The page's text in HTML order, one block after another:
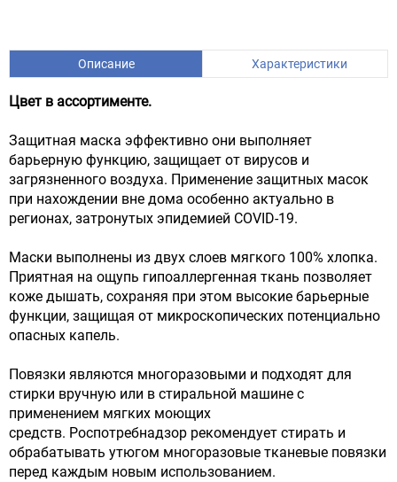
Описание Характеристики
Цвет в ассортименте.
Защитная маска эффективно они выполняет
барьерную функцию, защищает от вирусов и
загрязненного воздуха. Применение защитных масок
при нахождении вне дома особенно актуально в
регионах, затронутых эпидемией COVID-19.
Маски выполнены из двух слоев мягкого 100% хлопка.
Приятная на ощупь гипоаллергенная ткань позволяет
коже дышать, сохраняя при этом высокие барьерные
функции, защищая от микроскопических потенциально
опасных капель.
Повязки являются многоразовыми и подходят для
стирки вручную или в стиральной машине с
применением мягких моющих
средств. Роспотребнадзор рекомендует стирать и
обрабатывать утюгом многоразовые тканевые повязки
перед каждым новым использованием.